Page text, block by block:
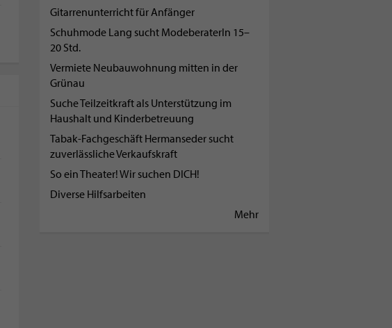
Gitarrenunterricht für Anfänger
Schuhmode Lang sucht ModeberaterIn 15–
20 Std.
Vermiete Neubauwohnung mitten in der
Grünau
Suche Teilzeitkraft als Unterstützung im
Haushalt und Kinderbetreuung
Tabak-Fachgeschäft Hermanseder sucht
zuverlässliche Verkaufskraft
So ein Theater! Wir suchen DICH!
Diverse Hilfsarbeiten
Mehr